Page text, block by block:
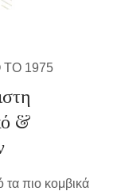
1975
&
τα πιο κομβικά